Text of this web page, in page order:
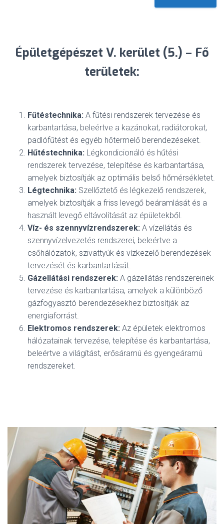
Épületgépészet V. kerület (5.) – Fő
területek:
Fűtéstechnika: A fűtési rendszerek tervezése és
karbantartása, beleértve a kazánokat, radiátorokat,
padlófűtést és egyéb hőtermelő berendezéseket.
Hűtéstechnika: Légkondicionáló és hűtési
rendszerek tervezése, telepítése és karbantartása,
amelyek biztosítják az optimális belső hőmérsékletet.
Légtechnika: Szellőztető és légkezelő rendszerek,
amelyek biztosítják a friss levegő beáramlását és a
használt levegő eltávolítását az épületekből.
Víz- és szennyvízrendszerek: A vízellátás és
szennyvízelvezetés rendszerei, beleértve a
csőhálózatok, szivattyúk és vízkezelő berendezések
tervezését és karbantartását.
Gázellátási rendszerek: A gázellátás rendszereinek
tervezése és karbantartása, amelyek a különböző
gázfogyasztó berendezésekhez biztosítják az
energiaforrást.
Elektromos rendszerek: Az épületek elektromos
hálózatainak tervezése, telepítése és karbantartása,
beleértve a világítást, erősáramú és gyengeáramú
rendszereket.